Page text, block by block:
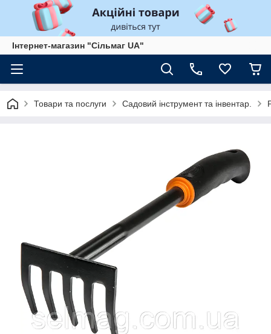
Інтернет-магазин "Сільмаг UA"
Товари та послуги Садовий інструмент та інвентар.